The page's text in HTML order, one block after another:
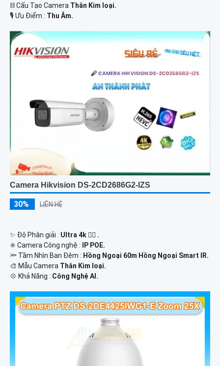
⛓ Cấu Tạo Camera Thân Kim loại.
️🎙 Ưu Điểm : Thu Âm.
Camera Hikvision DS-2CD2686G2-IZS
30% LIÊN HỆ
✨ Độ Phân giải : Ultra 4k 👍🏾 .
✳️ Camera Công nghệ :
IP POE.
🔦 Tầm Nhìn Ban Đêm : Hồng Ngoại 60m Hồng Ngoại Smart IR.
🎨 Mẫu Camera Thân Kim loại.
️💠 Khả Năng : Công Nghệ AI.